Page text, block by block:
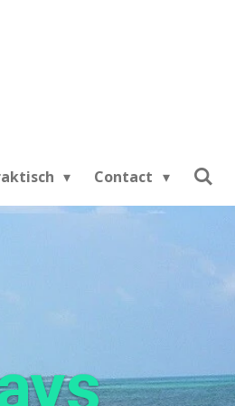
Contact